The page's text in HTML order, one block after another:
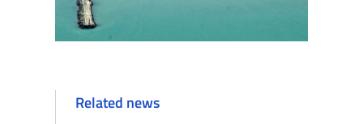
Related news